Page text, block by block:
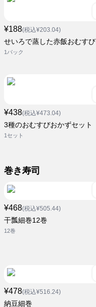
¥188(税込¥203.04)
せいろで蒸した赤飯おむすび
1パック
¥438(税込¥473.04)
3種のおむすびおかずセット
1セット
巻き寿司
¥468(税込¥505.44)
干瓢細巻12巻
12巻
¥478(税込¥516.24)
納豆細巻